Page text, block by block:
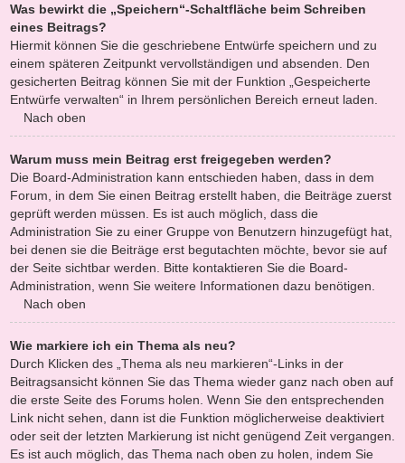
Was bewirkt die „Speichern“-Schaltfläche beim Schreiben
eines Beitrags?
Hiermit können Sie die geschriebene Entwürfe speichern und zu
einem späteren Zeitpunkt vervollständigen und absenden. Den
gesicherten Beitrag können Sie mit der Funktion „Gespeicherte
Entwürfe verwalten“ in Ihrem persönlichen Bereich erneut laden.
Nach oben
Warum muss mein Beitrag erst freigegeben werden?
Die Board-Administration kann entschieden haben, dass in dem
Forum, in dem Sie einen Beitrag erstellt haben, die Beiträge zuerst
geprüft werden müssen. Es ist auch möglich, dass die
Administration Sie zu einer Gruppe von Benutzern hinzugefügt hat,
bei denen sie die Beiträge erst begutachten möchte, bevor sie auf
der Seite sichtbar werden. Bitte kontaktieren Sie die Board-
Administration, wenn Sie weitere Informationen dazu benötigen.
Nach oben
Wie markiere ich ein Thema als neu?
Durch Klicken des „Thema als neu markieren“-Links in der
Beitragsansicht können Sie das Thema wieder ganz nach oben auf
die erste Seite des Forums holen. Wenn Sie den entsprechenden
Link nicht sehen, dann ist die Funktion möglicherweise deaktiviert
oder seit der letzten Markierung ist nicht genügend Zeit vergangen.
Es ist auch möglich, das Thema nach oben zu holen, indem Sie